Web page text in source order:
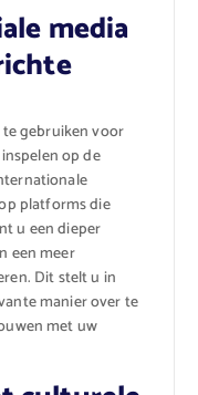
media
gebruiken voor
op de
platforms die
u een dieper
een meer
Dit stelt u in
manier over te
met uw